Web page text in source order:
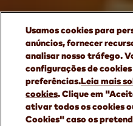
Usamos cookies para
anúncios, fornecer
analisar nosso tráfego.
configurações de
preferências.Leia mais
cookies(opens in a new
. Clique em
ativar todos os cookies
Cookies" caso os